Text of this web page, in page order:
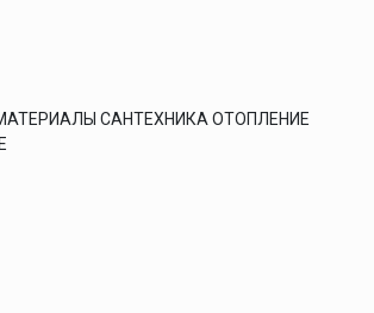
САНТЕХНИКА ОТОПЛЕНИЕ